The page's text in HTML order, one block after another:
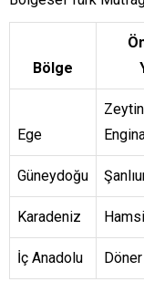
Bölge
Ege
Güneydoğu
Karadeniz
İç Anadolu